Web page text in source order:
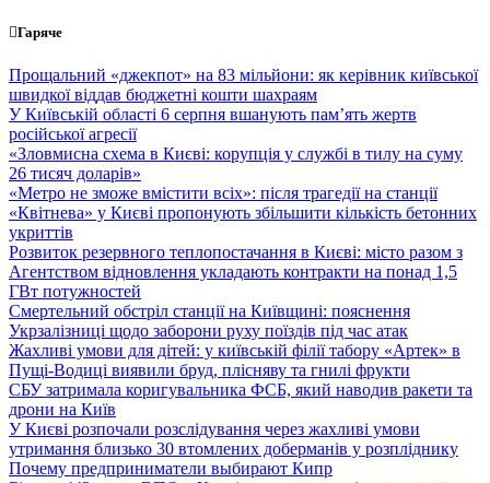
Перейти
вмісту
Гаряче
Прощальний «джекпот» на 83 мільйони: як керівник київської
швидкої віддав бюджетні кошти шахраям
У Київській області 6 серпня вшанують пам’ять жертв
російської агресії
«Зловмисна схема в Києві: корупція у службі в тилу на суму
26 тисяч доларів»
«Метро не зможе вмістити всіх»: після трагедії на станції
«Квітнева» у Києві пропонують збільшити кількість бетонних
укриттів
Розвиток резервного теплопостачання в Києві: місто разом з
Агентством відновлення укладають контракти на понад 1,5
ГВт потужностей
Смертельний обстріл станції на Київщині: пояснення
Укрзалізниці щодо заборони руху поїздів під час атак
Жахливі умови для дітей: у київській філії табору «Артек» в
Пущі-Водиці виявили бруд, плісняву та гнилі фрукти
СБУ затримала коригувальника ФСБ, який наводив ракети та
дрони на Київ
У Києві розпочали розслідування через жахливі умови
утримання близько 30 втомлених доберманів у розпліднику
Почему предприниматели выбирают Кипр